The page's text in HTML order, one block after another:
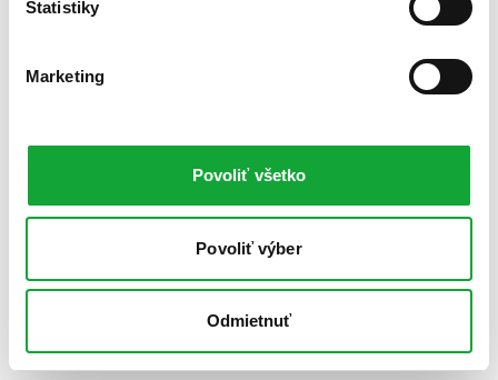
Štatistiky
Marketing
Povoliť všetko
Povoliť výber
Odmietnuť